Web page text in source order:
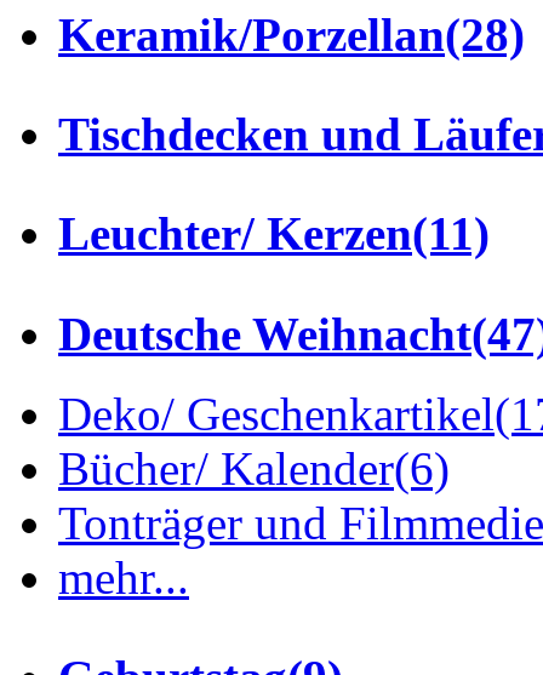
Keramik/Porzellan(28)
Tischdecken und
Leuchter/ Kerzen(11)
Deutsche Weihnacht
Deko/ Geschenkartikel
Bücher/ Kalender(6)
Tonträger und
mehr...